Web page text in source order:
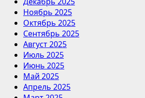
Ноябрь 2025
Октябрь 2025
Сентябрь 2025
Август 2025
Июль 2025
Июнь 2025
Май 2025
Апрель 2025